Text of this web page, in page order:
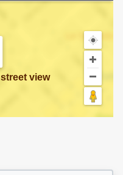
street view